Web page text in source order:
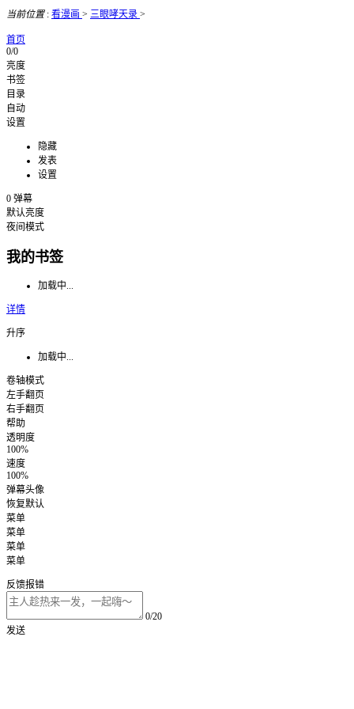
当前位置: 看漫画 > 三眼哮天录 >
首页
0/0
亮度
书签
目录
自动
设置
隐藏
发表
设置
0 弹幕
默认亮度
夜间模式
我的书签
加载中...
详情
升序
加载中...
卷轴模式
左手翻页
右手翻页
帮助
透明度
100%
速度
100%
弹幕头像
恢复默认
菜单
菜单
菜单
菜单
反馈报错
0/20
发送